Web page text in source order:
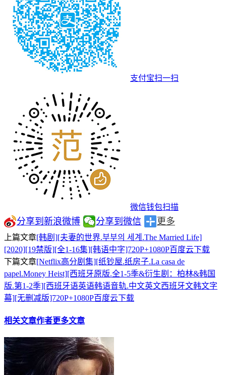
支付宝扫一扫
微信钱包扫描
分享到新浪微博 分享到微信 更多
上篇文章[韩剧][夫妻的世界.부부의 세계.The Married Life]
[2020][19禁版][全1-16集][韩语中字]720P+1080P百度云下载
下篇文章[Netflix高分剧集][纸钞屋.纸房子.La casa de
papel.Money Heist][西班牙原版.全1-5季&衍生剧：柏林&韩国
版.第1-2季][西班牙语英语韩语音轨.中文英文西班牙文韩文字
幕][无删减版]720P+1080P百度云下载
相关文章作者更多文章